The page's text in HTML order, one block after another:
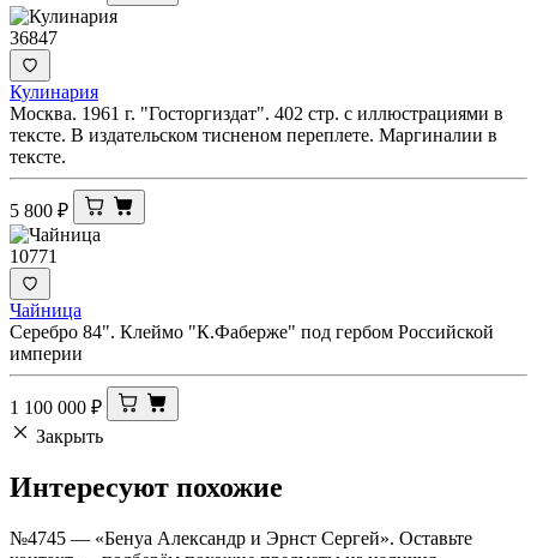
36847
Кулинария
Москва. 1961 г. "Госторгиздат". 402 стр. с иллюстрациями в
тексте. В издательском тисненом переплете. Маргиналии в
тексте.
5 800 ₽
10771
Чайница
Серебро 84". Клеймо "К.Фаберже" под гербом Российской
империи
1 100 000 ₽
Закрыть
Интересуют похожие
№4745 — «Бенуа Александр и Эрнст Сергей». Оставьте